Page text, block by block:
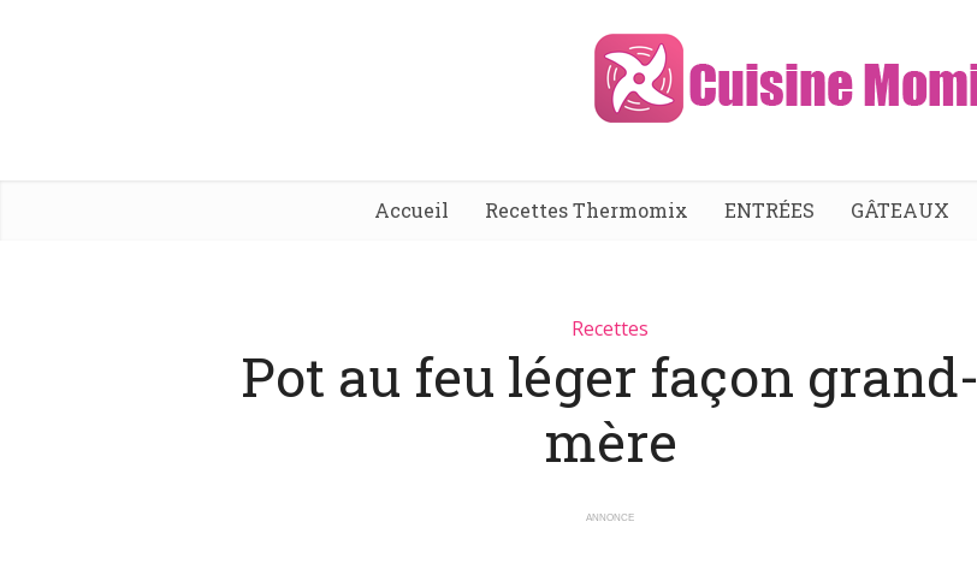
Accueil Recettes Thermomix ENTRÉES GÂTEAUX
Recettes
Pot au feu léger façon grand-
mère
ANNONCE